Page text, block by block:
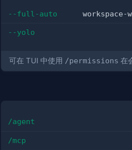
--full-auto workspace-
--yolo
可在 TUI 中使用 /permissions 在
/agent
/mcp